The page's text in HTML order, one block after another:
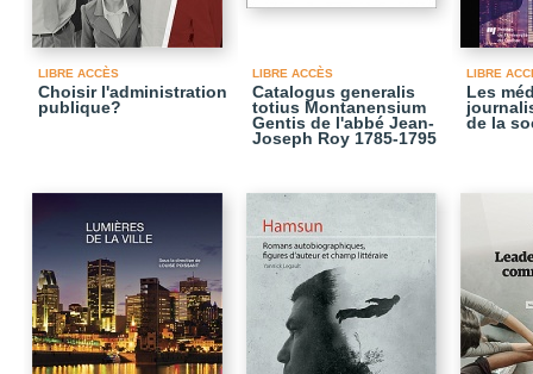
LIBRE ACCÈS
Choisir l'administration
publique?
LIBRE ACCÈS
Catalogus generalis
totius Montanensium
Gentis de l'abbé Jean-
Joseph Roy 1785-1795
LIBRE
Les
de la